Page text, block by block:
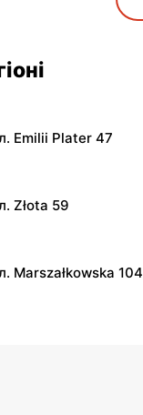
77
Gumniska 157C
147
Emilii Plater 47
Złota 59
Marszałkowska